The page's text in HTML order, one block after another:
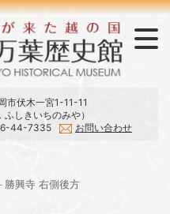
市伏木一宮1-11-11
ふしきいちのみや）
44-7335 お問い合わせ
内マップ
げ・刊行物
勝興寺 右側後方